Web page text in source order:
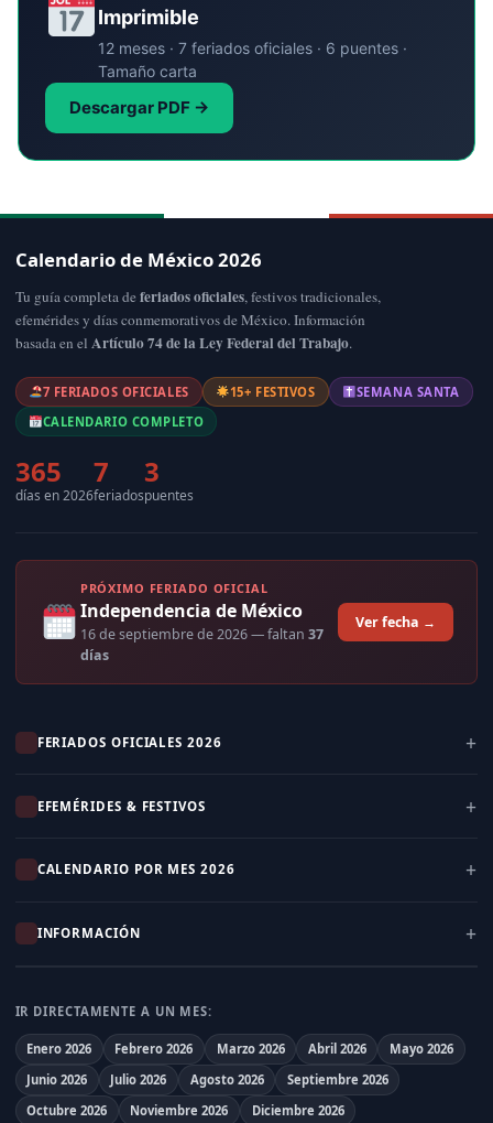
Imprimible
12 meses · 7 feriados oficiales · 6 puentes ·
Tamaño carta
Descargar PDF →
Calendario de México 2026
Tu guía completa de feriados oficiales, festivos tradicionales,
efemérides y días conmemorativos de México. Información
basada en el Artículo 74 de la Ley Federal del Trabajo.
7 FERIADOS OFICIALES 15+ FESTIVOS
SEMANA SANTA
CALENDARIO COMPLETO
365
días en 2026
7
feriados
3
puentes
PRÓXIMO FERIADO OFICIAL
Independencia de México
16 de septiembre de 2026— faltan 37
días
Ver fecha →
FERIADOS OFICIALES 2026
EFEMÉRIDES & FESTIVOS
CALENDARIO POR MES 2026
INFORMACIÓN
IR DIRECTAMENTE A UN MES:
Enero 2026 Febrero 2026 Marzo 2026 Abril 2026
Mayo 2026
Junio 2026
Julio 2026 Agosto 2026
Septiembre 2026
Octubre 2026
Noviembre 2026 Diciembre 2026